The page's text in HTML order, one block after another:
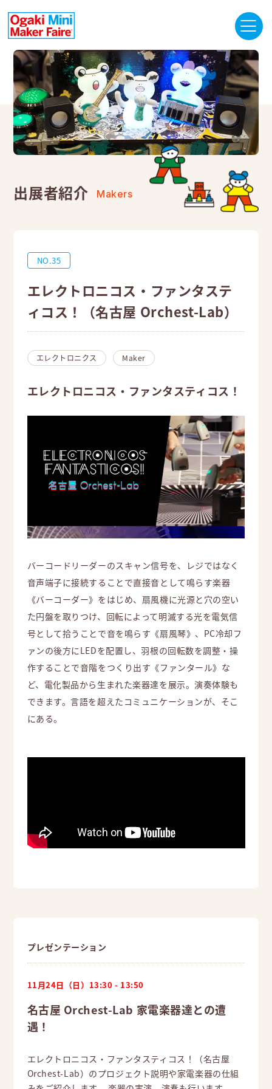
出展者紹介 Makers
NO.35
エレクトロニコス・ファンタステ
ィコス！（名古屋 Orchest-Lab）
エレクトロニクス Maker
エレクトロニコス・ファンタスティコス！
バーコードリーダーのスキャン信号を、レジではなく
音声端子に接続することで直接音として鳴らす楽器
《バーコーダー》をはじめ、扇風機に光源と穴の空い
た円盤を取りつけ、回転によって明滅する光を電気信
号として拾うことで音を鳴らす《扇風琴》、PC冷却フ
ァンの後方にLEDを配置し、羽根の回転数を調整・操
作することで音階をつくり出す《ファンタール》な
ど、電化製品から生まれた楽器達を展示。演奏体験も
できます。言語を超えたコミュニケーションが、そこ
にある。
プレゼンテーション
11月24日（日）13:30 - 13:50
名古屋 Orchest-Lab 家電楽器達との遭
遇！
エレクトロニコス・ファンタスティコス！（名古屋
Orchest-Lab）のプロジェクト説明や家電楽器の仕組